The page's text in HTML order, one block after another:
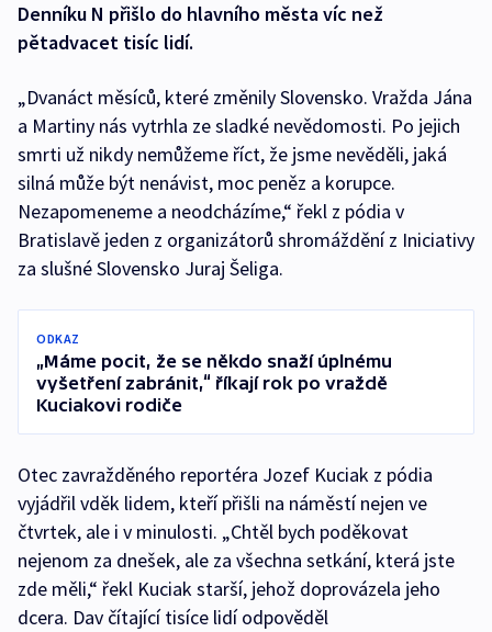
Denníku N přišlo do hlavního města víc než
pětadvacet tisíc lidí.
„Dvanáct měsíců, které změnily Slovensko. Vražda Jána
a Martiny nás vytrhla ze sladké nevědomosti. Po jejich
smrti už nikdy nemůžeme říct, že jsme nevěděli, jaká
silná může být nenávist, moc peněz a korupce.
Nezapomeneme a neodcházíme,“ řekl z pódia v
Bratislavě jeden z organizátorů shromáždění z Iniciativy
za slušné Slovensko Juraj Šeliga.
ODKAZ
„Máme pocit, že se někdo snaží úplnému
vyšetření zabránit,“ říkají rok po vraždě
Kuciakovi rodiče
Otec zavražděného reportéra Jozef Kuciak z pódia
vyjádřil vděk lidem, kteří přišli na náměstí nejen ve
čtvrtek, ale i v minulosti. „Chtěl bych poděkovat
nejenom za dnešek, ale za všechna setkání, která jste
zde měli,“ řekl Kuciak starší, jehož doprovázela jeho
dcera. Dav čítající tisíce lidí odpověděl